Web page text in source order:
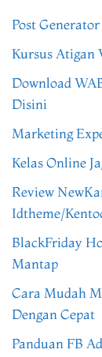
Post
Kursus Atigan
Download
Disini
Marketing
Kelas Online
Review
Idtheme/
BlackFriday
Mantap
Cara Mudah
Dengan Cepat
Panduan FB